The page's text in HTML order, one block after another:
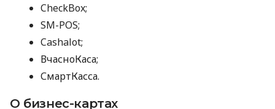
CheckBox;
SM-POS;
Cashalot;
ВчасноКаса;
СмартКасса.
О бизнес-картах